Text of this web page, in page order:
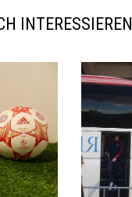
INTERESSIEREN